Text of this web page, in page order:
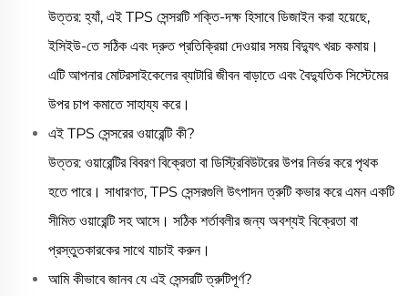
উত্তর: হ্যাঁ, এই TPS সেন্সরটি শক্তি-দক্ষ হিসাবে ডিজাইন করা হয়েছে,
ইসিইউ-তে সঠিক এবং দ্রুত প্রতিক্রিয়া দেওয়ার সময় বিদ্যুৎ খরচ কমায়।
এটি আপনার মোটরসাইকেলের ব্যাটারি জীবন বাড়াতে এবং বৈদ্যুতিক সিস্টেমের
উপর চাপ কমাতে সাহায্য করে।
এই TPS সেন্সরের ওয়ারেন্টি কী?
উত্তর: ওয়ারেন্টির বিবরণ বিক্রেতা বা ডিস্ট্রিবিউটরের উপর নির্ভর করে পৃথক
হতে পারে। সাধারণত, TPS সেন্সরগুলি উৎপাদন ত্রুটি কভার করে এমন একটি
সীমিত ওয়ারেন্টি সহ আসে। সঠিক শর্তাবলীর জন্য অবশ্যই বিক্রেতা বা
প্রস্তুতকারকের সাথে যাচাই করুন।
আমি কীভাবে জানব যে এই সেন্সরটি ত্রুটিপূর্ণ?